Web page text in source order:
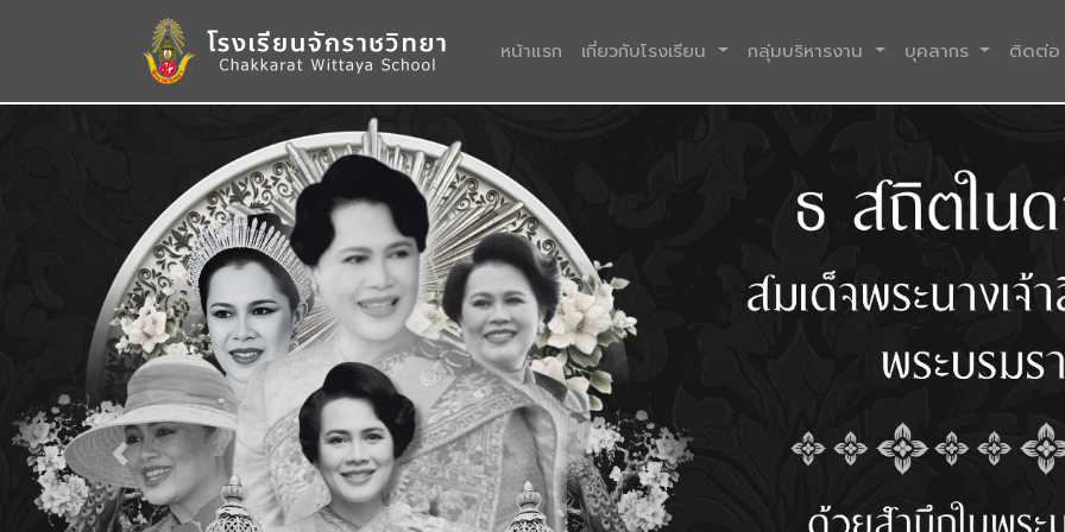
หน้าแรก (current)
เกี่ยวกับโรงเรียน กลุ่มบริหารงาน บุคลากร ติดต่อ
Previous